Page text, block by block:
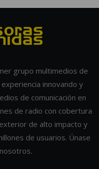
grupo multimedios de
innovando y
de comunicación en
de radio con cobertura
de alto impacto y
de usuarios. Únase